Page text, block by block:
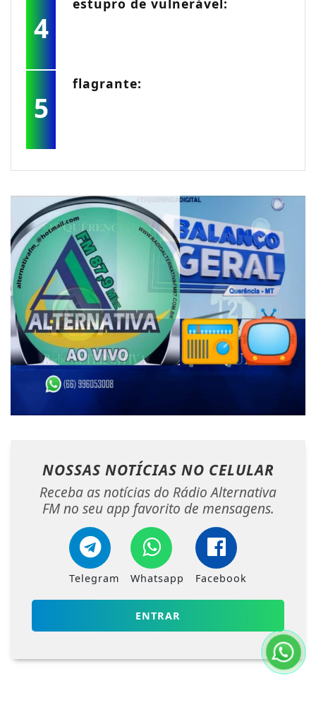
4
estupro de vulnerável:
5
flagrante:
NOSSAS NOTÍCIAS NO CELULAR
Receba as notícias do Rádio Alternativa
FM no seu app favorito de mensagens.
Telegram Whatsapp Facebook
ENTRAR